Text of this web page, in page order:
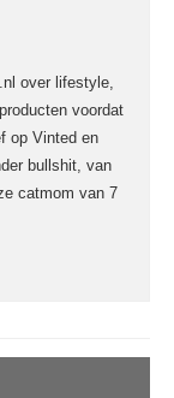
over lifestyle,
voordat
op Vinted en
bullshit, van
catmom van 7